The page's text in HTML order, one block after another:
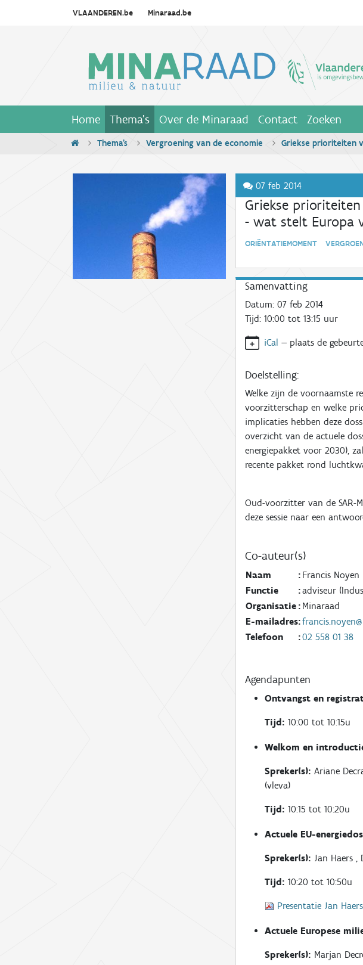
VLAANDEREN.be Minaraad.be
Home Thema's Over de Minaraad Contact Zoeken
Thema's Vergroening van de economie Griekse prioriteiten
07 feb 2014
Griekse
- wat stelt Europa
ORIËNTATIEMOMENT
Samenvatting
Datum: 07 feb 2014
Tijd: 10:00 tot 13:15 uur
iCal — plaats de
Doelstelling:
Welke zijn de voornaamste
voorzitterschap en welke
implicaties hebben deze
overzicht van de actuele
energiepakket voor 2030),
recente pakket rond
Oud-voorzitter van de SAR-
deze sessie naar een
Co-auteur(s)
:
Naam
Francis Noyen
:
Functie
adviseur
:
Organisatie Minaraad
:
E-mailadres
:
Telefoon 02 558 01 38
Agendapunten
Ontvangst en
Tijd: 10:00 tot 10:15u
Welkom en
Spreker(s):Ariane
(vleva)
Tijd: 10:15 tot 10:20u
Actuele EU-
Spreker(s): Jan Haers ,
Tijd: 10:20 tot 10:50u
Presentatie Jan
Actuele Europese
Spreker(s): Marjan